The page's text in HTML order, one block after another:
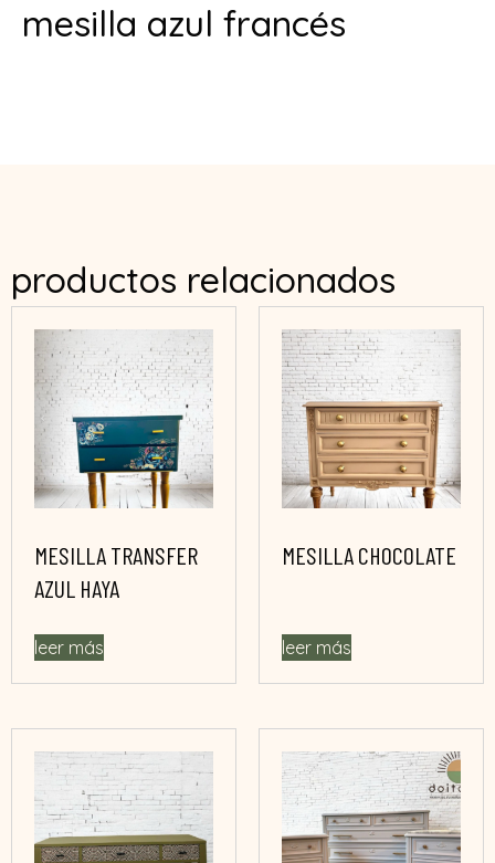
mesilla azul francés
productos relacionados
MESILLA TRANSFER
AZUL HAYA
leer más
MESILLA CHOCOLATE
leer más